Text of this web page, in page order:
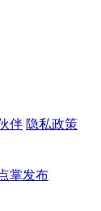
伴 隐私政策
掌发布